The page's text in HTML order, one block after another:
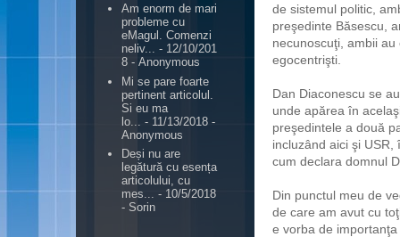
de sistemul politic,
preşedinte Băsescu,
necunoscuţi, ambii
egocentrişti.
Dan Diaconescu se
unde apărea în
preşedintele a două
incluzând aici şi
cum declara domnul
Din punctul meu de
de care am avut cu
e vorba de
Am enorm de mari
probleme cu
eMagul. Comenzi
neliv... - 12/10/201
8 - Anonymous
Mi se pare foarte
pertinent articolul.
Si eu ma
lo...
- 11/13/2018 -
Anonymous
Deși nu are
legătură cu esența
articolului, cu
mes... - 10/5/2018
- Sorin